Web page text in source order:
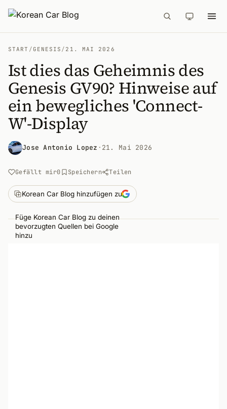
START / GENESIS / 21. MAI 2026
Ist dies das Geheimnis des
Genesis GV90? Hinweise auf
ein bewegliches 'Connect-
W'-Display
Jose Antonio Lopez · 21. Mai 2026
Gefällt mir0 Speichern Teilen
Korean Car Blog hinzufügen zu
Füge Korean Car Blog zu deinen
bevorzugten Quellen bei Google
hinzu